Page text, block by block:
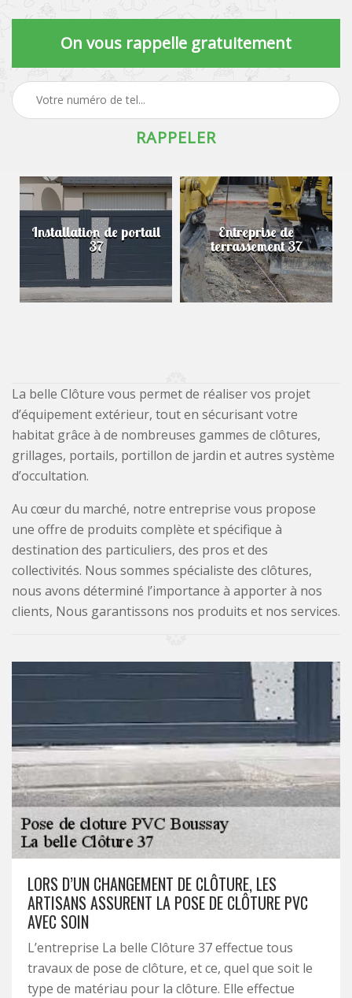
On vous rappelle gratuitement
Installation de portail
37
Entreprise de
terrassement 37
La belle Clôture vous permet de réaliser vos projet
d’équipement extérieur, tout en sécurisant votre
habitat grâce à de nombreuses gammes de clôtures,
grillages, portails, portillon de jardin et autres système
d’occultation.
Au cœur du marché, notre entreprise vous propose
une offre de produits complète et spécifique à
destination des particuliers, des pros et des
collectivités. Nous sommes spécialiste des clôtures,
nous avons déterminé l’importance à apporter à nos
clients, Nous garantissons nos produits et nos services.
LORS D’UN CHANGEMENT DE CLÔTURE, LES
ARTISANS ASSURENT LA POSE DE CLÔTURE PVC
AVEC SOIN
L’entreprise La belle Clôture 37 effectue tous
travaux de pose de clôture, et ce, quel que soit le
type de matériau pour la clôture. Elle effectue